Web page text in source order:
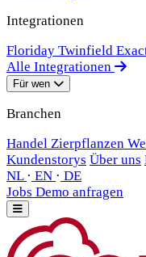
Integrationen
Floriday Twinfield
Alle Integrationen
Für wen
Branchen
Handel Zierpflanzen
Kundenstorys Über uns
NL · EN · DE
Jobs Demo anfragen